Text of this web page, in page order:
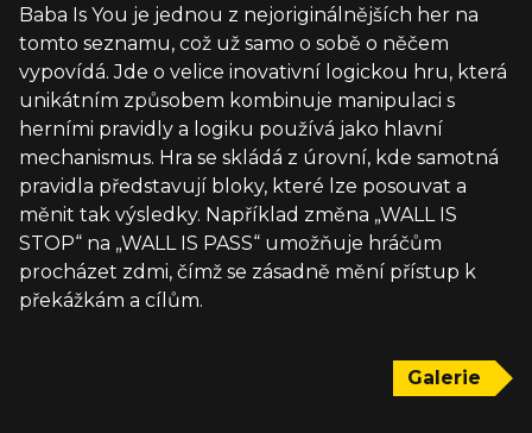
Baba Is You je jednou z nejoriginálnějších her na
tomto seznamu, což už samo o sobě o něčem
vypovídá. Jde o velice inovativní logickou hru, která
unikátním způsobem kombinuje manipulaci s
herními pravidly a logiku používá jako hlavní
mechanismus. Hra se skládá z úrovní, kde samotná
pravidla představují bloky, které lze posouvat a
měnit tak výsledky. Například změna „WALL IS
STOP“ na „WALL IS PASS“ umožňuje hráčům
procházet zdmi, čímž se zásadně mění přístup k
překážkám a cílům.
Galerie